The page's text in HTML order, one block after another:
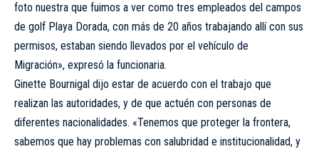
foto nuestra que fuimos a ver como tres empleados del campos
de golf Playa Dorada, con más de 20 años trabajando allí con sus
permisos, estaban siendo llevados por el vehículo de
Migración», expresó la funcionaria.
Ginette Bournigal dijo estar de acuerdo con el trabajo que
realizan las autoridades, y de que actuén con personas de
diferentes nacionalidades. «Tenemos que proteger la frontera,
sabemos que hay problemas con salubridad e institucionalidad, y